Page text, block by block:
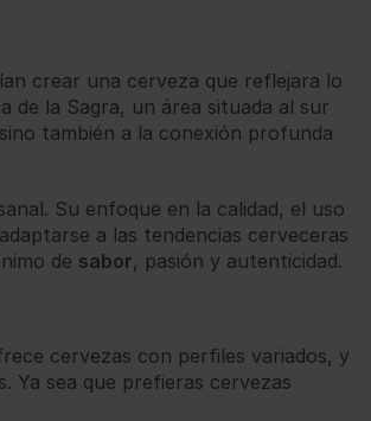
crear una cerveza que reflejara lo
de la Sagra, un área situada al sur
también a la conexión profunda
Su enfoque en la calidad, el uso
a las tendencias cerveceras
de sabor, pasión y autenticidad.
cervezas con perfiles variados, y
Ya sea que prefieras cervezas